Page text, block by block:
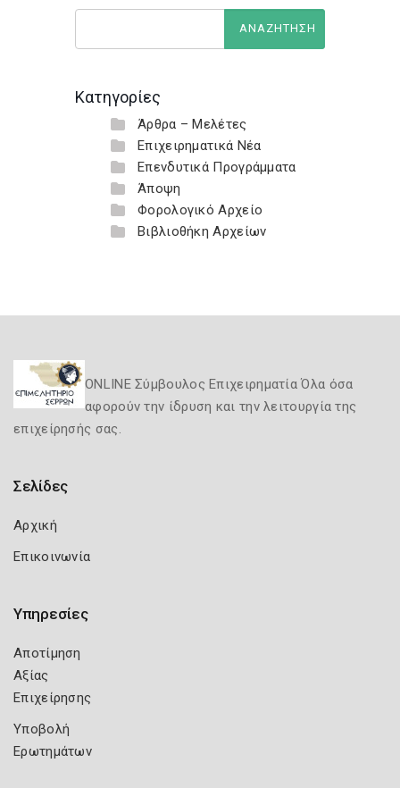
Κατηγορίες
Άρθρα – Μελέτες
Επιχειρηματικά Νέα
Επενδυτικά Προγράμματα
Άποψη
Φορολογικό Αρχείο
Βιβλιοθήκη Αρχείων
ONLINE Σύμβουλος Επιχειρηματία Όλα όσα
αφορούν την ίδρυση και την λειτουργία της
επιχείρησής σας.
Σελίδες
Αρχική
Επικοινωνία
Υπηρεσίες
Αποτίμηση
Αξίας
Επιχείρησης
Υποβολή
Ερωτημάτων